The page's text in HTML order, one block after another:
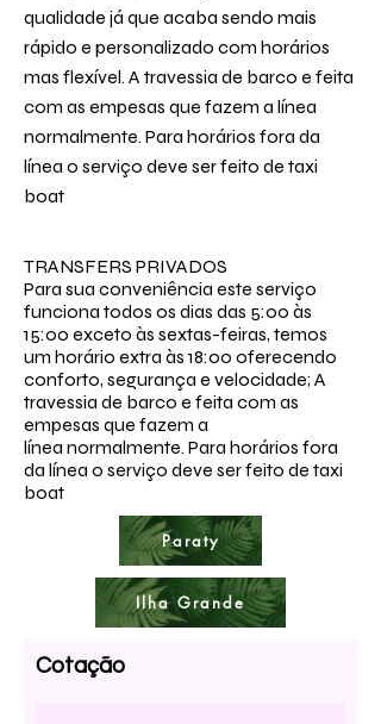
qualidade já que acaba sendo mais
rápido e personalizado com horários
mas flexível. A travessia de barco e feita
com as empesas que fazem a línea
normalmente. Para horários fora da
línea o serviço deve ser feito de taxi
boat
TRANSFERS PRIVADOS
Para sua conveniência este serviço
funciona todos os dias das 5:00 às
15:00 exceto às sextas-feiras, temos
um horário extra às 18:00 oferecendo
conforto, segurança e velocidade; A
travessia de barco e feita com as
empesas que fazem a
línea normalmente. Para horários fora
da línea o serviço deve ser feito de taxi
boat
Paraty
Ilha Grande
Cotação